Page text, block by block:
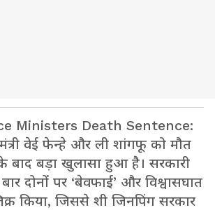
Ministers Death Sentence:
मंत्री वेई फेन्हे और ली शांगफू को मौत
बाद बड़ा खुलासा हुआ है। सरकारी
दोनों पर ‘बेवफाई’ और विश्वासघात
किया, जिससे शी जिनपिंग सरकार